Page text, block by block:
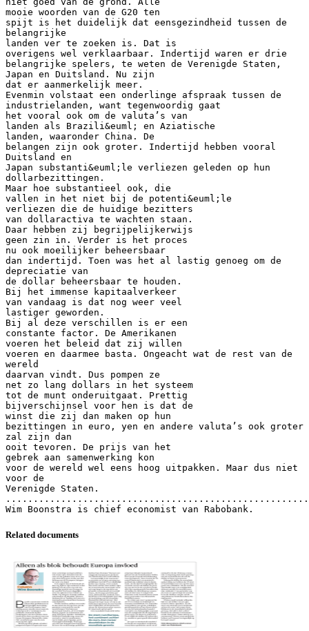
mooie woorden van de G20 ten
spijt is het duidelijk dat eensgezindheid tussen de
belangrijke
landen ver te zoeken is. Dat is
overigens wel verklaarbaar. Indertijd waren er drie
belangrijke spelers, te weten de Verenigde Staten,
Japan en Duitsland. Nu zijn
dat er aanmerkelijk meer.
Evenmin volstaat een onderlinge afspraak tussen de
industrielanden, want tegenwoordig gaat
het vooral ook om de valuta’s van
landen als Brazili&euml; en Aziatische
landen, waaronder China. De
belangen zijn ook groter. Indertijd hebben vooral
Duitsland en
Japan substanti&euml;le verliezen geleden op hun
dollarbezittingen.
Maar hoe substantieel ook, die
vallen in het niet bij de potenti&euml;le
verliezen die de huidige bezitters
van dollaractiva te wachten staan.
Daar hebben zij begrijpelijkerwijs
geen zin in. Verder is het proces
nu ook moeilijker beheersbaar
dan indertijd. Toen was het al lastig genoeg om de
depreciatie van
de dollar beheersbaar te houden.
Bij het immense kapitaalverkeer
van vandaag is dat nog weer veel
lastiger geworden.
Bij al deze verschillen is er een
constante factor. De Amerikanen
voeren het beleid dat zij willen
voeren en daarmee basta. Ongeacht wat de rest van de
wereld
daarvan vindt. Dus pompen ze
net zo lang dollars in het systeem
tot de munt onderuitgaat. Prettig
bijverschijnsel voor hen is dat de
winst die zij dan maken op hun
bezittingen in euro, yen en andere valuta’s ook groter
zal zijn dan
ooit tevoren. De prijs van het
gebrek aan samenwerking kon
voor de wereld wel eens hoog uitpakken. Maar dus niet
voor de
Verenigde Staten.
Related documents